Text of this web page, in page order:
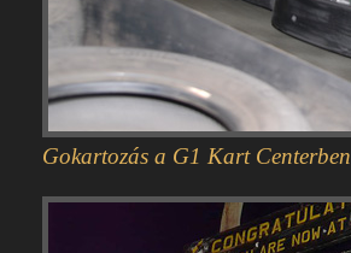
Gokartozás a G1 Kart Centerben